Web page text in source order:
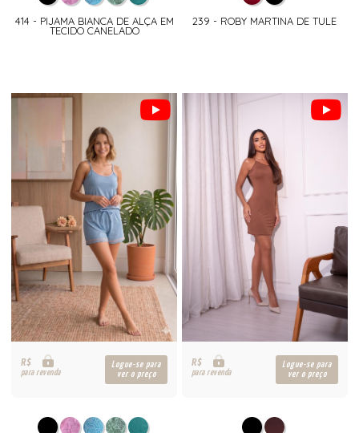
414 - PIJAMA BIANCA DE ALÇA EM
TECIDO CANELADO
239 - ROBY MARTINA DE TULE
R$
para revenda
Logue-se para
ver o preço
R$
para revenda
Logue-se para
ver o preço